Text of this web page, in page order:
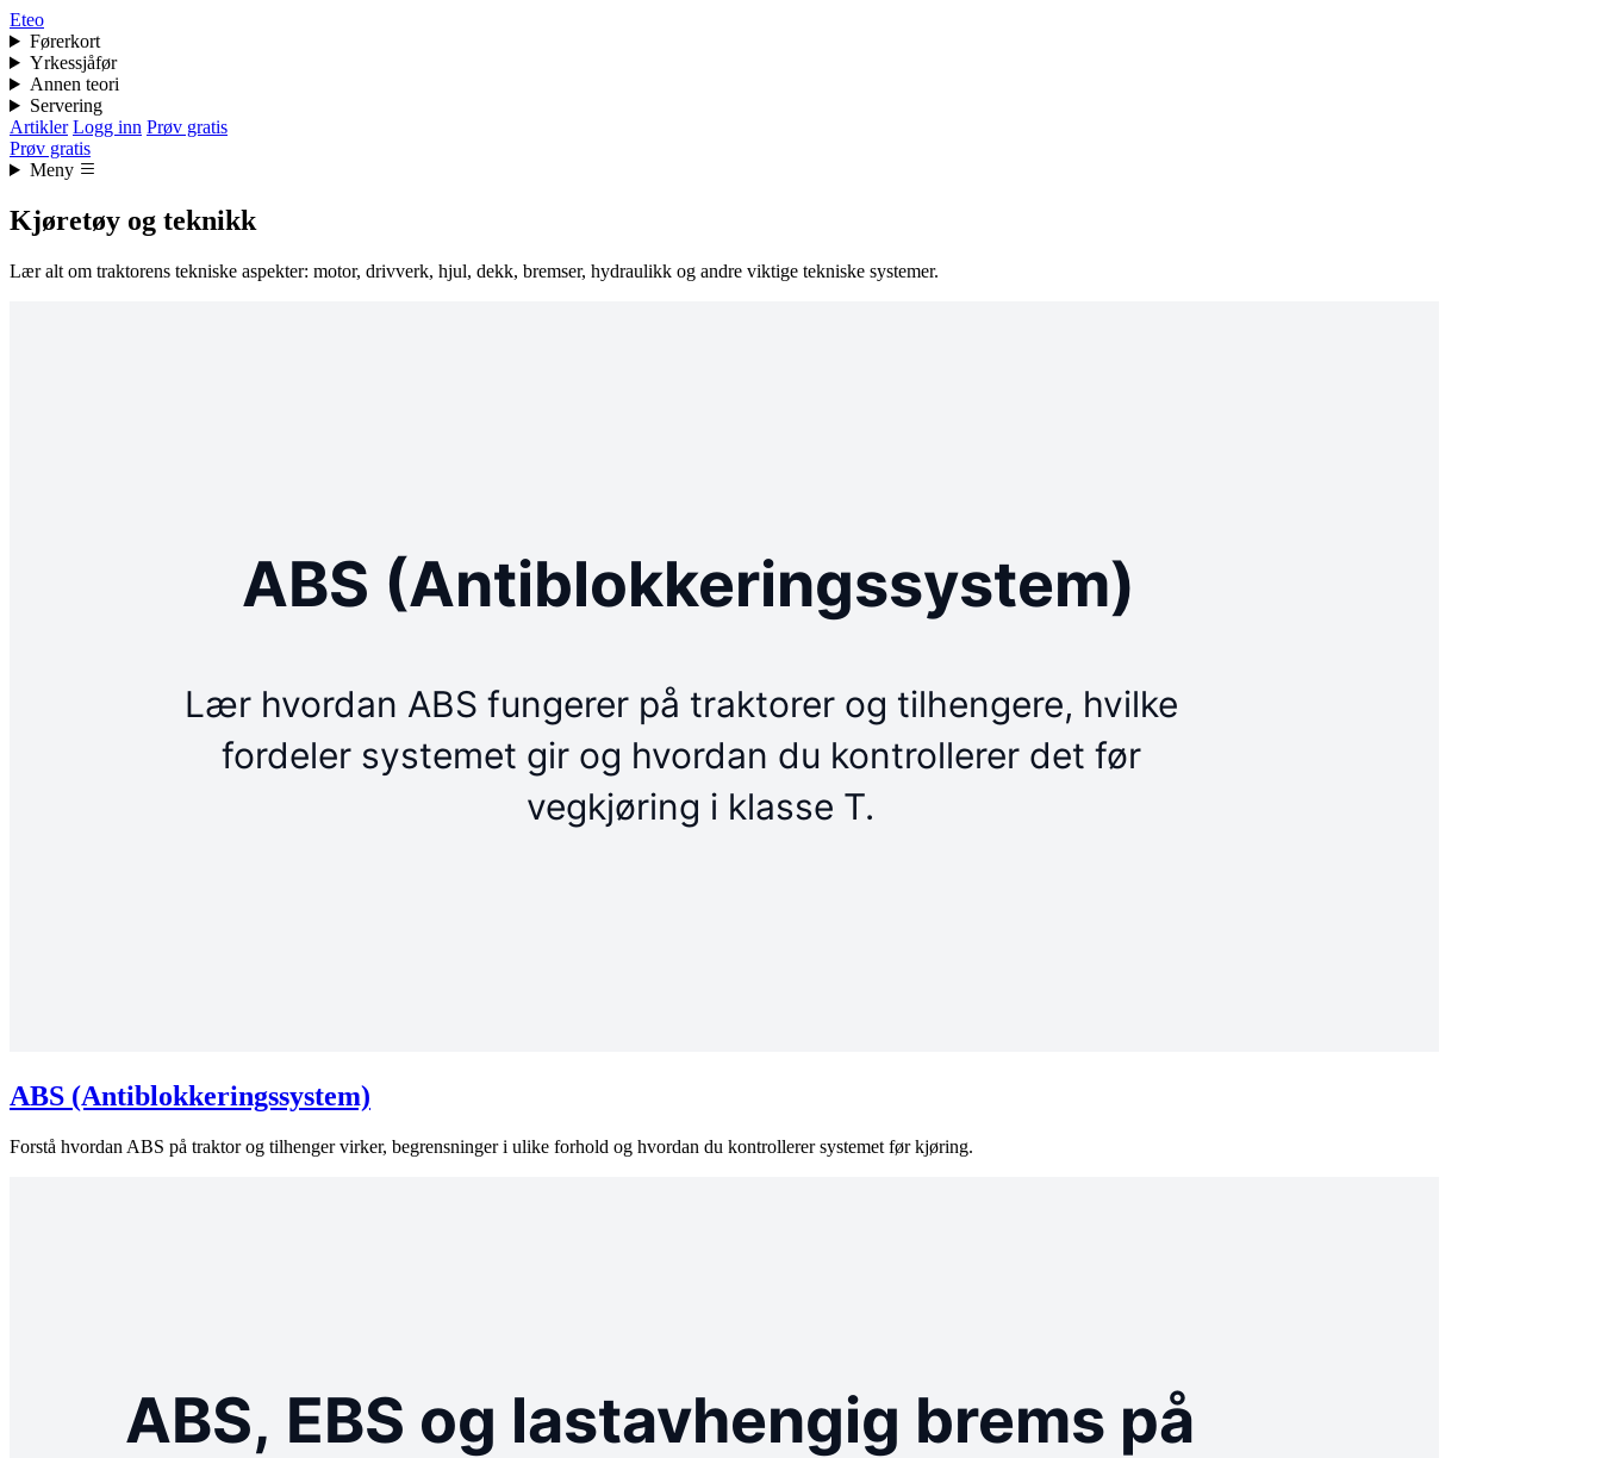
Eteo
Førerkort
Yrkessjåfør
Annen teori
Servering
Artikler Logg inn Prøv gratis
Prøv gratis
Meny
Kjøretøy og teknikk
Lær alt om traktorens tekniske aspekter: motor, drivverk, hjul, dekk, bremser, hydraulikk og andre viktige tekniske systemer.
ABS (Antiblokkeringssystem)
Forstå hvordan ABS på traktor og tilhenger virker, begrensninger i ulike forhold og hvordan du kontrollerer systemet før kjøring.